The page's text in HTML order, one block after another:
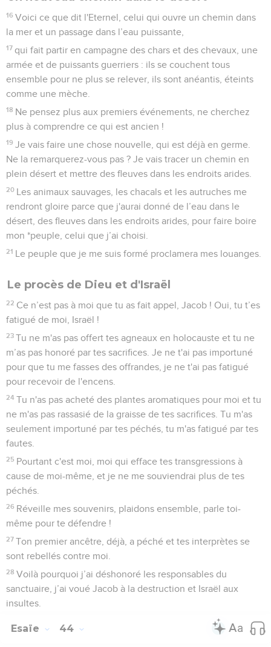
16 Voici ce que dit l'Eternel, celui qui ouvre un chemin dans
la mer et un passage dans l’eau puissante,
17 qui fait partir en campagne des chars et des chevaux, une
armée et de puissants guerriers : ils se couchent tous
ensemble pour ne plus se relever, ils sont anéantis, éteints
comme une mèche.
18 Ne pensez plus aux premiers événements, ne cherchez
plus à comprendre ce qui est ancien !
19 Je vais faire une chose nouvelle, qui est déjà en germe.
Ne la remarquerez-vous pas ? Je vais tracer un chemin en
plein désert et mettre des fleuves dans les endroits arides.
20 Les animaux sauvages, les chacals et les autruches me
rendront gloire parce que j'aurai donné de l’eau dans le
désert, des fleuves dans les endroits arides, pour faire boire
mon *peuple, celui que j’ai choisi.
21 Le peuple que je me suis formé proclamera mes louanges.
Le procès de Dieu et d'Israël
22 Ce n’est pas à moi que tu as fait appel, Jacob ! Oui, tu t’es
fatigué de moi, Israël !
23 Tu ne m'as pas offert tes agneaux en holocauste et tu ne
m’as pas honoré par tes sacrifices. Je ne t'ai pas importuné
pour que tu me fasses des offrandes, je ne t'ai pas fatigué
pour recevoir de l'encens.
24 Tu n'as pas acheté des plantes aromatiques pour moi et tu
ne m'as pas rassasié de la graisse de tes sacrifices. Tu m'as
seulement importuné par tes péchés, tu m'as fatigué par tes
fautes.
25 Pourtant c'est moi, moi qui efface tes transgressions à
cause de moi-même, et je ne me souviendrai plus de tes
péchés.
26 Réveille mes souvenirs, plaidons ensemble, parle toi-
même pour te défendre !
27 Ton premier ancêtre, déjà, a péché et tes interprètes se
sont rebellés contre moi.
28 Voilà pourquoi j’ai déshonoré les responsables du
sanctuaire, j’ai voué Jacob à la destruction et Israël aux
insultes.
Esaïe 44